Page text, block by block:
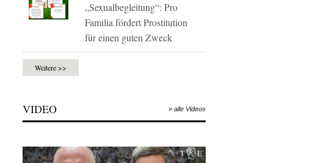
„Sexualbegleitung“: Pro
Familia fördert Prostitution
für einen guten Zweck
Weitere >>
VIDEO » alle Videos